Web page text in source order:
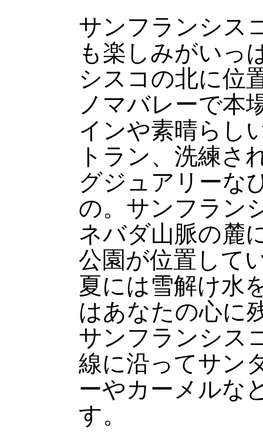
サンフランシス
も楽しみがいっ
シスコの北に位
ノマバレーで本
インや素晴らし
トラン、洗練さ
グジュアリーな
の。サンフラン
ネバダ山脈の麓
公園が位置して
夏には雪解け水
はあなたの心に
サンフランシス
線に沿ってサン
ーやカーメルな
す。